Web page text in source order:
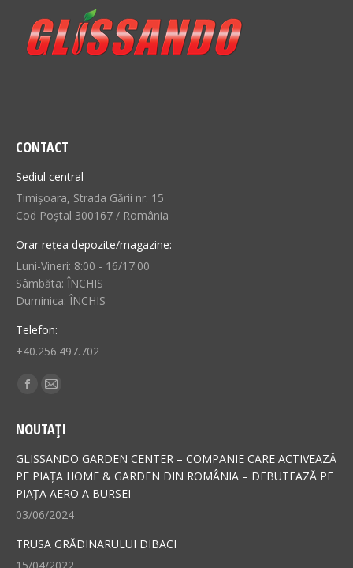
CONTACT
Sediul central
Timișoara, Strada Gării nr. 15
Cod Poștal 300167 / România
Orar rețea depozite/magazine:
Luni-Vineri: 8:00 - 16/17:00
Sâmbăta: ÎNCHIS
Duminica: ÎNCHIS
Telefon:
+40.256.497.702
Find us on:
Facebook
opens
in
new
window
Mail
opens
in
new
window
NOUTAȚI
GLISSANDO GARDEN CENTER – COMPANIE CARE ACTIVEAZĂ
PE PIAȚA HOME & GARDEN DIN ROMÂNIA – DEBUTEAZĂ PE
PIAȚA AERO A BURSEI
03/06/2024
TRUSA GRĂDINARULUI DIBACI